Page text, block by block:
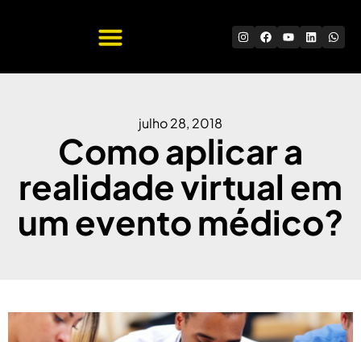
julho 28, 2018
Como aplicar a
realidade virtual em
um evento médico?